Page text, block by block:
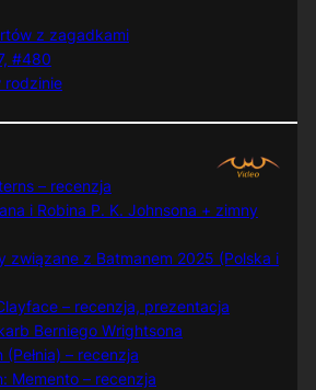
z zagadkami
#480
rodzinie
– recenzja
i Robina P. K. Johnsona + zimny
związane z Batmanem 2025 (Polska i
– recenzja, prezentacja
Berniego Wrightsona
– recenzja
Memento – recenzja